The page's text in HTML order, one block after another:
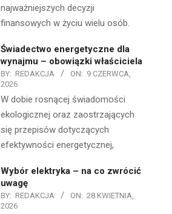
najważniejszych decyzji
finansowych w życiu wielu osób.
Świadectwo energetyczne dla
wynajmu – obowiązki właściciela
BY: REDAKCJA ON: 9 CZERWCA,
2026
W dobie rosnącej świadomości
ekologicznej oraz zaostrzających
się przepisów dotyczących
efektywności energetycznej,
Wybór elektryka – na co zwrócić
uwagę
BY: REDAKCJA ON: 28 KWIETNIA,
2026